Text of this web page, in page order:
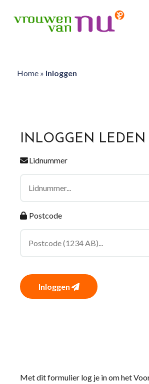
Home» Inloggen
INLOGGEN LEDEN
Lidnummer
Postcode
Inloggen
Met dit formulier log je in om het